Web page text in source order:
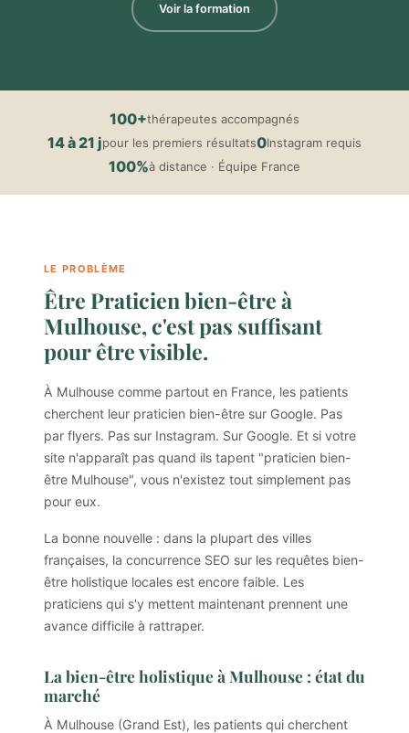
Voir la formation
100+thérapeutes accompagnés
14 à 21 jpour les premiers résultats0Instagram requis
100%à distance · Équipe France
LE PROBLÈME
Être Praticien bien-être à
Mulhouse, c'est pas suffisant
pour être visible.
À Mulhouse comme partout en France, les patients
cherchent leur praticien bien-être sur Google. Pas
par flyers. Pas sur Instagram. Sur Google. Et si votre
site n'apparaît pas quand ils tapent "praticien bien-
être Mulhouse", vous n'existez tout simplement pas
pour eux.
La bonne nouvelle : dans la plupart des villes
françaises, la concurrence SEO sur les requêtes bien-
être holistique locales est encore faible. Les
praticiens qui s'y mettent maintenant prennent une
avance difficile à rattraper.
La bien-être holistique à Mulhouse : état du
marché
À Mulhouse (Grand Est), les patients qui cherchent